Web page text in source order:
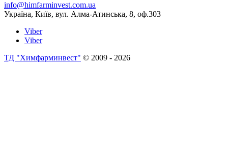
info@himfarminvest.com.ua
Україна, Київ, вул. Алма-Атинська, 8, оф.303
Viber
Viber
ТД "Химфарминвест" © 2009 - 2026